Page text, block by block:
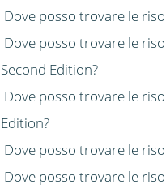
Dove posso trovare le
Dove posso trovare le
Second Edition?
Dove posso trovare le
Edition?
Dove posso trovare le
Dove posso trovare le